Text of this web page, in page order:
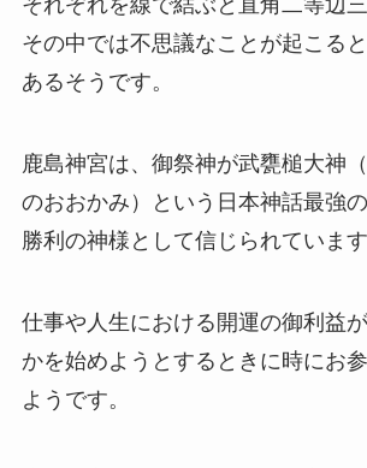
その中では不思議なことが起こる
あるそうです。
鹿島神宮は、御祭神が武甕槌大神
のおおかみ）という日本神話最強の
勝利の神様として信じられています
仕事や人生における開運の御利益
かを始めようとするときに時にお
ようです。